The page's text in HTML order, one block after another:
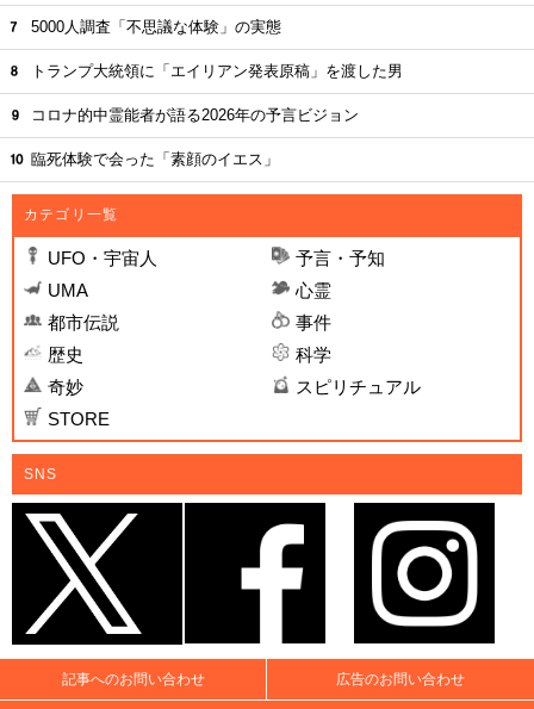
5000人調査「不思議な体験」の実態
トランプ大統領に「エイリアン発表原稿」を渡した男
コロナ的中霊能者が語る2026年の予言ビジョン
臨死体験で会った「素顔のイエス」
カテゴリ一覧
UFO・宇宙人
予言・予知
UMA
心霊
都市伝説
事件
歴史
科学
奇妙
スピリチュアル
STORE
SNS
記事へのお問い合わせ 広告のお問い合わせ